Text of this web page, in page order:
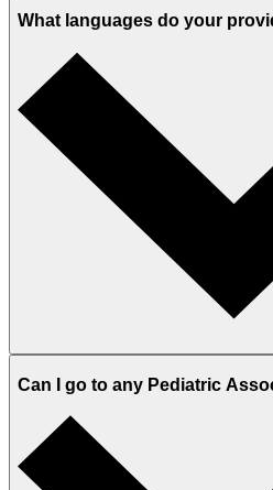
What languages do your
Can I go to any Pediatric